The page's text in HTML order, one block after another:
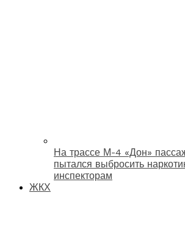
На трассе М-4 «Дон»
пытался выбросить
инспекторам
ЖКХ